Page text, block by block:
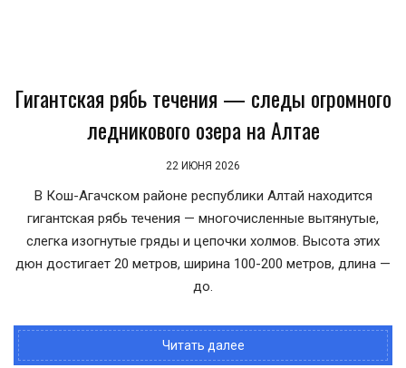
Гигантская рябь течения — следы огромного
ледникового озера на Алтае
22 ИЮНЯ 2026
В Кош-Агачском районе республики Алтай находится
гигантская рябь течения — многочисленные вытянутые,
слегка изогнутые гряды и цепочки холмов. Высота этих
дюн достигает 20 метров, ширина 100-200 метров, длина —
до.
Читать далее